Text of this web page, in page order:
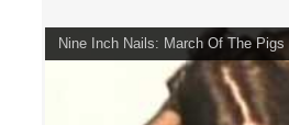
Nine Inch Nails: March Of The Pigs